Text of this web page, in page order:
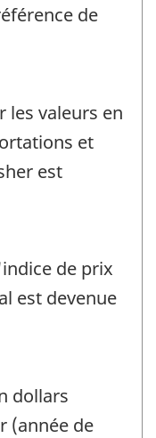
de
les valeurs en
et
est
de prix
est devenue
dollars
(année de